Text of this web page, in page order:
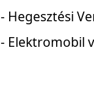
- Hegesztési
- Elektromobil